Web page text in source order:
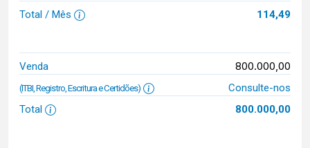
Total / Mês
114,49
Venda 800.000,00
(ITBI, Registro, Escritura e Certidões)
Consulte-nos
Total
800.000,00